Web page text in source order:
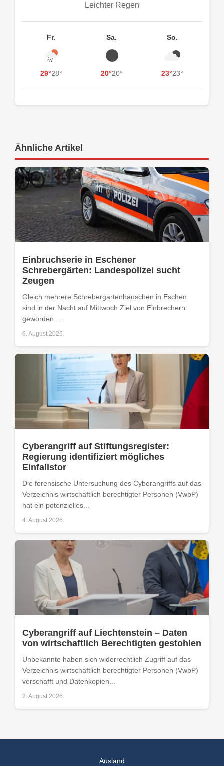
Leichter Regen
Fr.
29°28°
Sa.
20°20°
So.
23°23°
Ähnliche Artikel
Einbruchserie in Eschener
Schrebergärten: Landespolizei sucht
Zeugen
Gleich mehrere Schrebergartenhäuschen in Eschen
sind in der Nacht auf Mittwoch Ziel von Einbrechern
geworden....
6. August 2026
Cyberangriff auf Stiftungsregister:
Regierung identifiziert mögliches
Einfallstor
Die forensische Untersuchung des Cyberangriffs auf das
Verzeichnis wirtschaftlich berechtigter Personen (VwbP)
hat ein potenzielles...
4. August 2026
Cyberangriff auf Liechtenstein – Daten
von wirtschaftlich Berechtigten gestohlen
Unbekannte haben sich widerrechtlich Zugriff auf das
Verzeichnis wirtschaftlich berechtigter Personen (VwbP)
verschafft und Datenkopien...
2. August 2026
Ausland